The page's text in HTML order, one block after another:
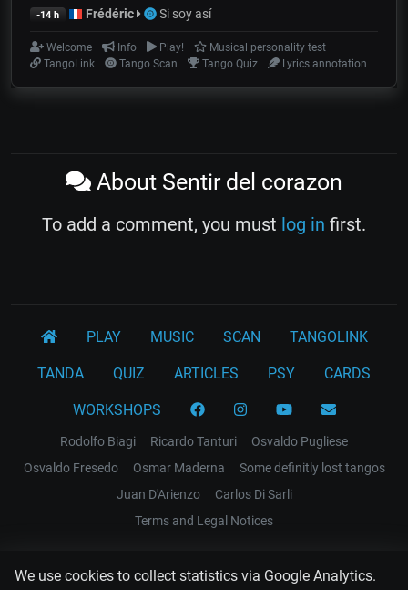
We use cookies to collect statistics via Google Analytics.
-14 h Frédéric Si soy así
Welcome Info Play!
Musical personality test
TangoLink
Tango Scan Tango Quiz Lyrics annotation
About Sentir del corazon
To add a comment, you must log in first.
PLAY MUSIC SCAN TANGOLINK
TANDA QUIZ ARTICLES PSY CARDS
WORKSHOPS
Rodolfo Biagi Ricardo Tanturi
Osvaldo Pugliese
Osvaldo Fresedo
Osmar Maderna
Some definitly lost tangos
Juan D'Arienzo
Carlos Di Sarli
Terms and Legal Notices
EL RECODO TANGO